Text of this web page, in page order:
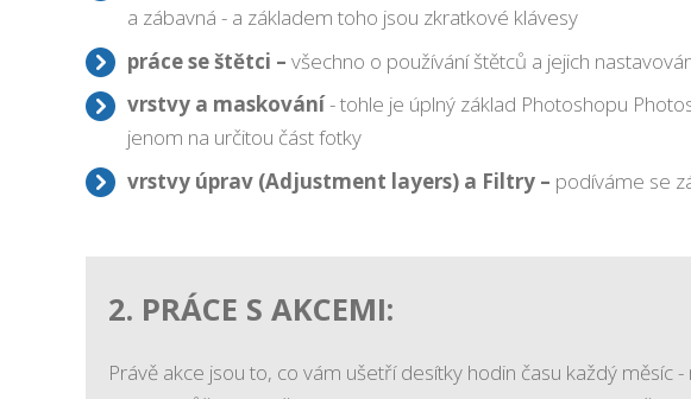
a zábavná - a základem toho jsou zkratkové klávesy
práce se štětci – všechno o používání štětců a jejich
vrstvy a maskování- tohle je úplný základ Photoshopu
jenom na určitou část fotky
vrstvy úprav (Adjustment layers) a Filtry – podíváme se
2. PRÁCE S AKCEMI:
Právě akce jsou to, co vám ušetří desítky hodin času každý